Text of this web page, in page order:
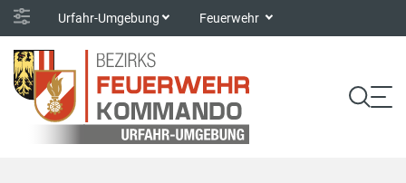
Urfahr-Umgebung Feuerwehr